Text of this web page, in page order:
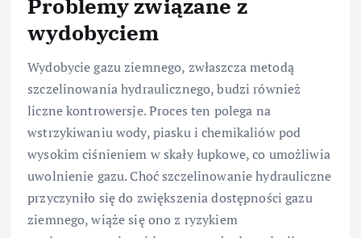
Problemy związane z
wydobyciem
Wydobycie gazu ziemnego, zwłaszcza metodą
szczelinowania hydraulicznego, budzi również
liczne kontrowersje. Proces ten polega na
wstrzykiwaniu wody, piasku i chemikaliów pod
wysokim ciśnieniem w skały łupkowe, co umożliwia
uwolnienie gazu. Choć szczelinowanie hydrauliczne
przyczyniło się do zwiększenia dostępności gazu
ziemnego, wiąże się ono z ryzykiem